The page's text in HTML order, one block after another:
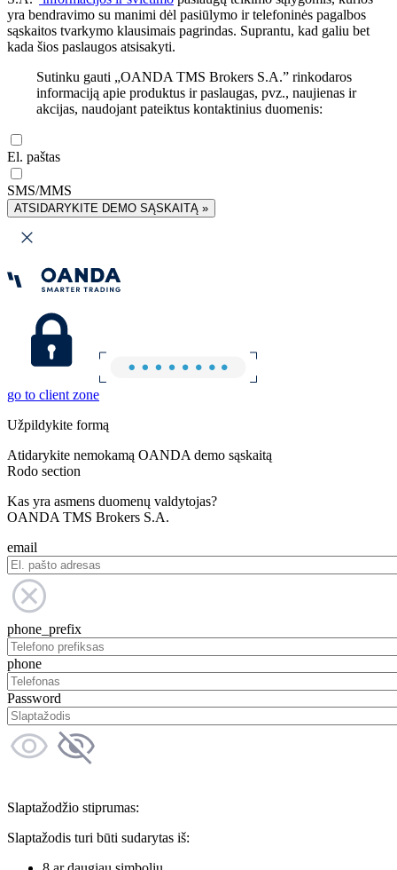
yra bendravimo su manimi dėl pasiūlymo ir telefoninės pagalbos
sąskaitos tvarkymo klausimais pagrindas. Suprantu, kad galiu bet
kada šios paslaugos atsisakyti.
Sutinku gauti „OANDA TMS Brokers S.A.” rinkodaros
informaciją apie produktus ir paslaugas, pvz., naujienas ir
akcijas, naudojant pateiktus kontaktinius duomenis:
El. paštas
SMS/MMS
ATSIDARYKITE DEMO SĄSKAITĄ »
go to client zone
Užpildykite formą
Atidarykite nemokamą OANDA demo sąskaitą
Rodo section
Kas yra asmens duomenų valdytojas?
OANDA TMS Brokers S.A.
email
phone_prefix
phone
Password
Slaptažodžio stiprumas:
Slaptažodis turi būti sudarytas iš: